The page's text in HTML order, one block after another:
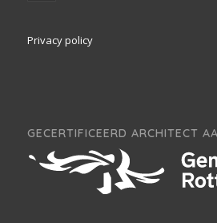
Privacy policy
GECERTIFICEERD ARCHITECT